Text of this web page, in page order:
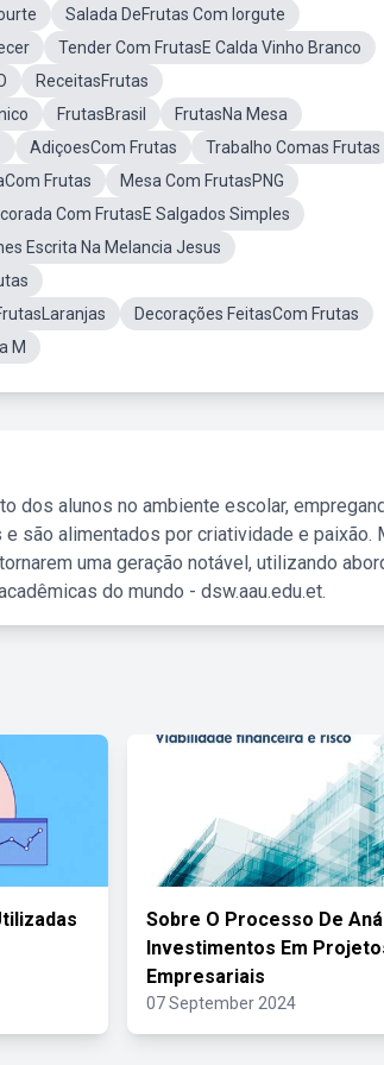
Salada DeFrutas Com Iorgute
Tender Com FrutasE Calda Vinho Branco
ReceitasFrutas
FrutasBrasil
FrutasNa Mesa
AdiçoesCom Frutas
Trabalho Comas Frutas
Frutas
Mesa Com FrutasPNG
Com FrutasE Salgados Simples
Escrita Na Melancia Jesus
Decorações FeitasCom Frutas
M
dos alunos no ambiente escolar,
são alimentados por criatividade e paixão.
uma geração notável, utilizando
do mundo - dsw.aau.edu.et.
Sobre O Processo De
Investimentos Em
Empresariais
07 September 2024